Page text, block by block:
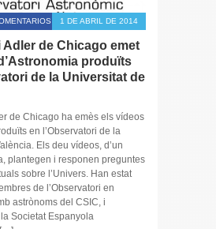
CERRADOS
1 DE ABRIL DE 2014
Adler de Chicago emet
produïts
de la Universitat de
de Chicago ha emès els vídeos
en l’Observatori de la
Els deu vídeos, d’un
plantegen i responen preguntes
sobre l’Univers. Han estat
de l’Observatori en
astrònoms del CSIC, i
Societat Espanyola